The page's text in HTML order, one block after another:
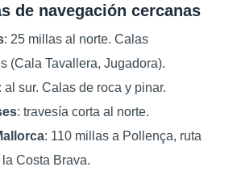
de navegación cercanas
: 25 millas al norte. Calas
(Cala Tavallera, Jugadora).
: al sur. Calas de roca y pinar.
: travesía corta al norte.
: 110 millas a Pollença, ruta
Costa Brava.